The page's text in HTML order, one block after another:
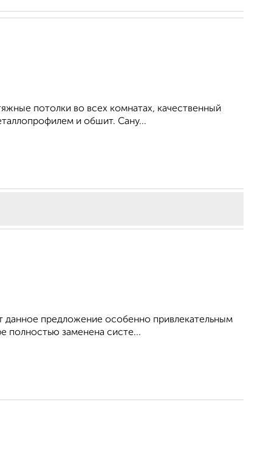
потолки во всех комнатах, качественный
и обшит. Сану...
данное предложение особенно привлекательным
полностью заменена систе...